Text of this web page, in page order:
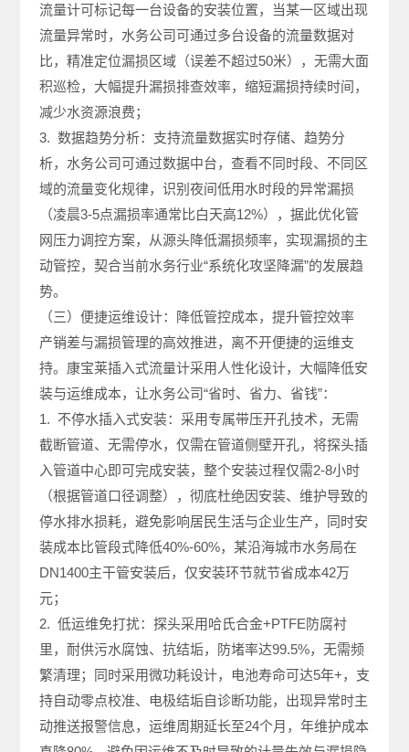
流量计可标记每一台设备的安装位置，当某一区域出现
流量异常时，水务公司可通过多台设备的流量数据对
比，精准定位漏损区域（误差不超过50米），无需大面
积巡检，大幅提升漏损排查效率，缩短漏损持续时间，
减少水资源浪费；
3. 数据趋势分析：支持流量数据实时存储、趋势分
析，水务公司可通过数据中台，查看不同时段、不同区
域的流量变化规律，识别夜间低用水时段的异常漏损
（凌晨3-5点漏损率通常比白天高12%），据此优化管
网压力调控方案，从源头降低漏损频率，实现漏损的主
动管控，契合当前水务行业“系统化攻坚降漏”的发展趋
势。
（三）便捷运维设计：降低管控成本，提升管控效率
产销差与漏损管理的高效推进，离不开便捷的运维支
持。康宝莱插入式流量计采用人性化设计，大幅降低安
装与运维成本，让水务公司“省时、省力、省钱”：
1. 不停水插入式安装：采用专属带压开孔技术，无需
截断管道、无需停水，仅需在管道侧壁开孔，将探头插
入管道中心即可完成安装，整个安装过程仅需2-8小时
（根据管道口径调整），彻底杜绝因安装、维护导致的
停水排水损耗，避免影响居民生活与企业生产，同时安
装成本比管段式降低40%-60%，某沿海城市水务局在
DN1400主干管安装后，仅安装环节就节省成本42万
元；
2. 低运维免打扰：探头采用哈氏合金+PTFE防腐衬
里，耐供污水腐蚀、抗结垢，防堵率达99.5%，无需频
繁清理；同时采用微功耗设计，电池寿命可达5年+，支
持自动零点校准、电极结垢自诊断功能，出现异常时主
动推送报警信息，运维周期延长至24个月，年维护成本